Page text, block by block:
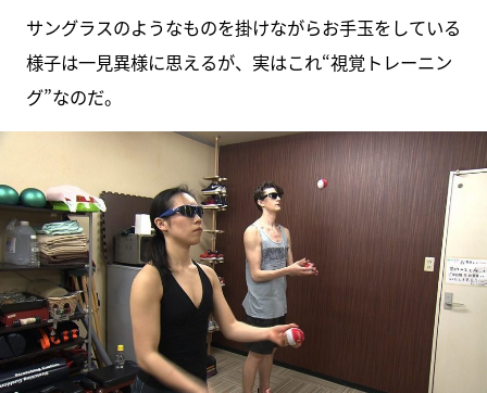
サングラスのようなものを掛けながらお手玉をしている
様子は一見異様に思えるが、実はこれ“視覚トレーニン
グ”なのだ。